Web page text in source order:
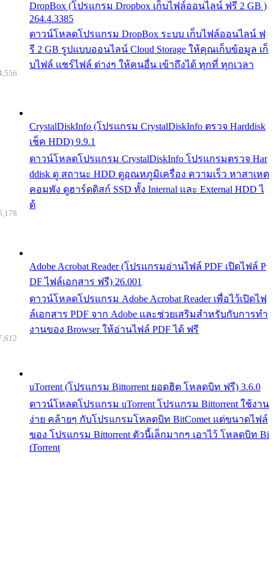
DropBox (โปรแกรม Dropbox เก็บไฟล์ออนไลน์ ฟรี 2 GB )
264.4.3385
ดาวน์โหลดโปรแกรม DropBox ระบบ เก็บไฟล์ออนไลน์ ฟ
รี 2 GB รูปแบบออนไลน์ Cloud Storage ให้คุณเก็บข้อมูล เก็
บไฟล์ แชร์ไฟล์ ต่างๆ ให้คนอื่น เข้าถึงได้ ทุกที่ ทุกเวลา
CrystalDiskInfo (โปรแกรม CrystalDiskInfo ตรวจ Harddisk
เช็ค HDD) 9.9.1
ดาวน์โหลดโปรแกรม CrystalDiskInfo โปรแกรมตรวจ Har
ddisk ดู สถานะ HDD ดูอุณหภูมิเครื่อง ความเร็ว หาสาเหต
คอมพัง ดูฮาร์ดดิสก์ SSD ทั้ง Internal และ External HDD ไ
ด้
Adobe Acrobat Reader (โปรแกรมอ่านไฟล์ PDF เปิดไฟล์ P
DF ไฟล์เอกสาร ฟรี) 26.001
ดาวน์โหลดโปรแกรม Adobe Acrobat Reader เพื่อไว้เปิดไฟ
ล์เอกสาร PDF จาก Adobe และช่วยเสริมสำหรับกับการทำ
งานของ Browser ให้อ่านไฟล์ PDF ได้ ฟรี
uTorrent (โปรแกรม Bittorrent ยอดฮิต โหลดบิท ฟรี) 3.6.0
ดาวน์โหลดโปรแกรม uTorrent โปรแกรม Bittorrent ใช้งาน
ง่าย คล้ายๆ กับโปรแกรมโหลดบิท BitComet แต่ขนาดไฟล์
ของ โปรแกรม Bittorrent ตัวนี้เล็กมากๆ เอาไว้ โหลดบิท Bi
tTorrent